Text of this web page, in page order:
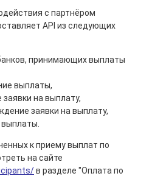
с партнёром
API из следующих
принимающих выплаты
выплаты,
на выплату,
заявки на выплату,
к приему выплат по
на сайте
в разделе "Оплата по